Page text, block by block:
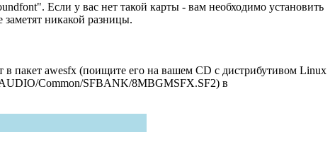
Если у вас нет такой карты - вам необходимо установить
никакой разницы.
в пакет awesfx (поищите его на вашем CD с дистрибутивом Linux
Common/SFBANK/8MBGMSFX.SF2) в